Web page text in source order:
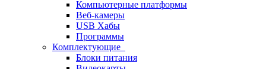
Компьютерные платформы
Веб-камеры
USB Хабы
Программы
Комплектующие
Блоки питания